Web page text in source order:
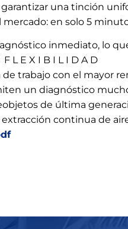
una tinción
en solo 5
inmediato, lo
L E X I B I L I D A D
de trabajo con el mayor
un diagnóstico
de última
continua de